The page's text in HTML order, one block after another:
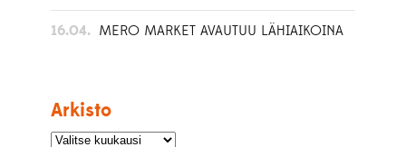
16.04. MERO MARKET AVAUTUU LÄHIAIKOINA
Arkisto